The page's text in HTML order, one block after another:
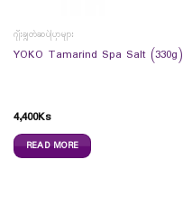
ဂျီးချွတ်ဆပ်ပြာများ
YOKO Tamarind Spa Salt (330g)
4,400Ks
READ MORE